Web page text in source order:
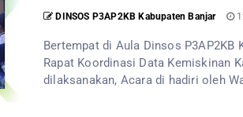
DINSOS P3AP2KB Kabupaten Banjar
Bertempat di Aula Dinsos P3AP2KB
Rapat Koordinasi Data Kemiskinan
dilaksanakan, Acara di hadiri oleh